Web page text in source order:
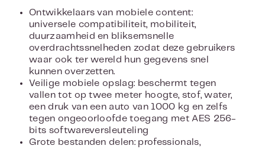
Ontwikkelaars van mobiele content:
universele compatibiliteit, mobiliteit,
duurzaamheid en bliksemsnelle
overdrachtssnelheden zodat deze gebruikers
waar ook ter wereld hun gegevens snel
kunnen overzetten.
Veilige mobiele opslag: beschermt tegen
vallen tot op twee meter hoogte, stof, water,
een druk van een auto van 1000 kg en zelfs
tegen ongeoorloofde toegang met AES 256-
bits softwareversleuteling
Grote bestanden delen: professionals,